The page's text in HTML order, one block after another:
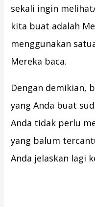
sekali ingin
kita buat adalah
menggunakan
Mereka baca.
Dengan demikian,
yang Anda buat
Anda tidak perlu
yang balum
Anda jelaskan lagi